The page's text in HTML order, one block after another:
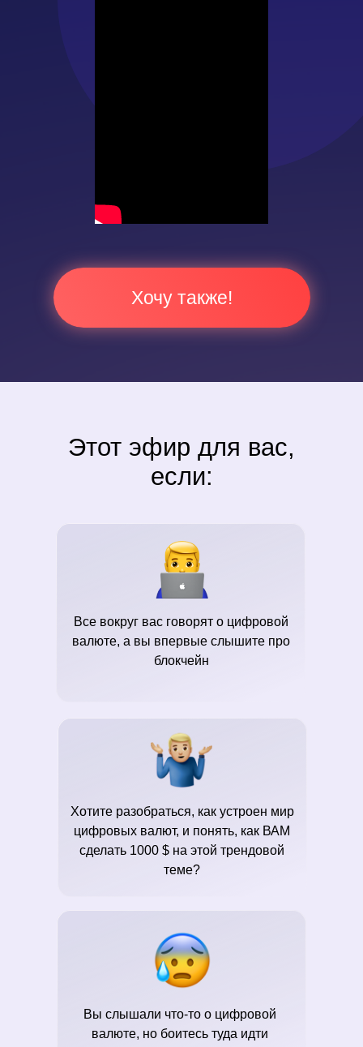
Хочу также!
Все вокруг вас говорят о цифровой
валюте, а вы впервые слышите про
блокчейн
Хотите разобраться, как устроен мир
цифровых валют, и понять, как ВАМ
сделать 1000 $ на этой трендовой
теме?
Вы слышали что-то о цифровой
валюте, но боитесь туда идти
Этот эфир для вас,
если: